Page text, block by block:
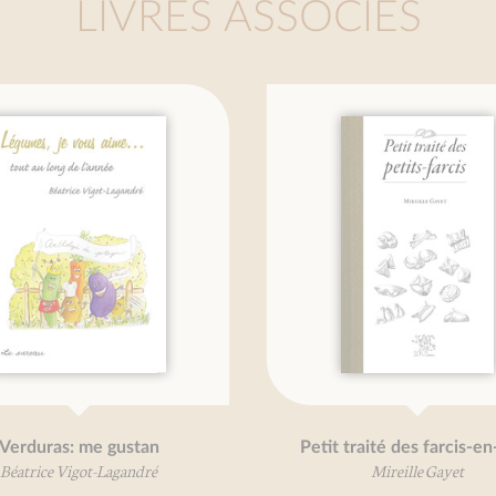
LIVRES ASSOCIÉS
Petit traité des farcis-en-pâte